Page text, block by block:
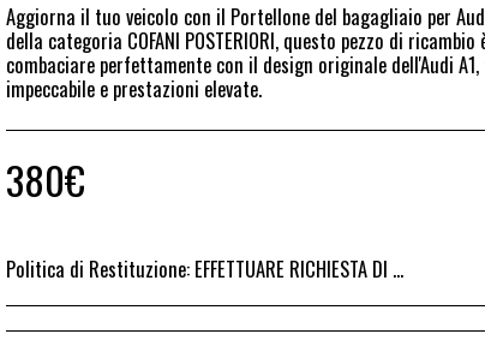
Aggiorna il tuo veicolo con il Portellone del bagagliaio per
della categoria COFANI POSTERIORI, questo pezzo di
combaciare perfettamente con il design originale dell'Audi
impeccabile e prestazioni elevate.
380€
Politica di Restituzione: EFFETTUARE RICHIESTA DI RESO ENTRO 14 GIORNI DALL&#039;ACQUISTO DEL RICAMBIO, IL RIMBORSO VIENE EMESSO ALLA CONSEGNA DEL RICAMBIO IN SEDE.